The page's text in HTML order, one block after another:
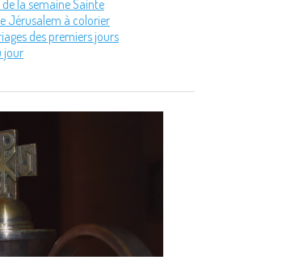
la semaine Sainte
Jérusalem à colorier
des premiers jours
jour